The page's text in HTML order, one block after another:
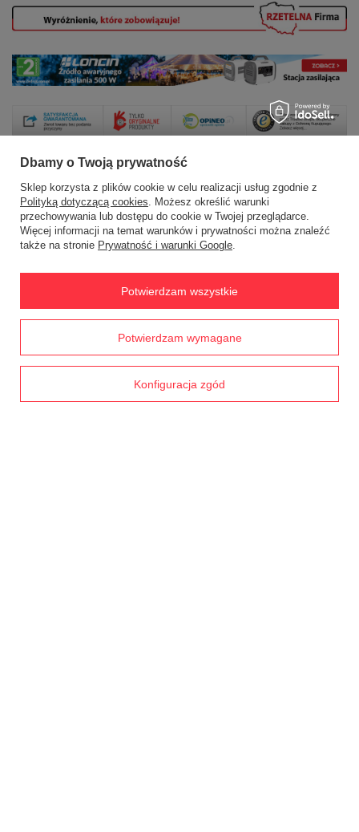
Zamówienia
Status zamówienia
Chcę zareklamować produkt
Chcę zwrócić produkt
Chcę wymienić towar
Kontakt
Dbamy o Twoją prywatność
Sklep korzysta z plików cookie w celu realizacji usług zgodnie z
Polityką dotyczącą cookies. Możesz określić warunki
przechowywania lub dostępu do cookie w Twojej przeglądarce.
Więcej informacji na temat warunków i prywatności można znaleźć
także na stronie Prywatność i warunki Google.
Potwierdzam wymagane
Konfiguracja zgód
Potwierdzam wszystkie